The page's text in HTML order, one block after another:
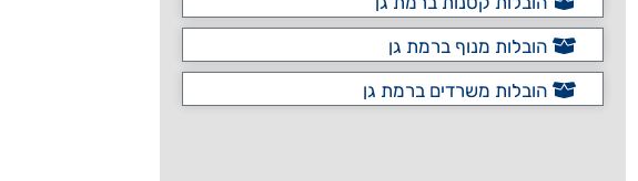
הובלות מנוף ברמת גן
הובלות משרדים ברמת גן